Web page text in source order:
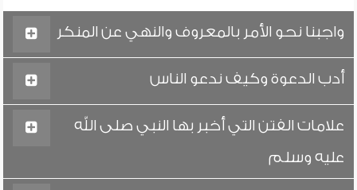
واجبنا نحو الأمر بالمعروف والنهي عن المنكر
أدب الدعوة وكيف ندعو الناس
علامات الفتن التي أخبر بها النبي صلى الله
عليه وسلم